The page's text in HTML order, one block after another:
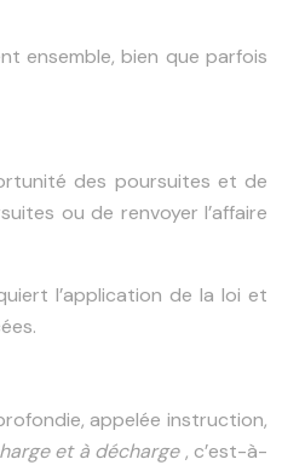
ensemble, bien que parfois
des poursuites et de
ou de renvoyer l’affaire
l’application de la loi et
appelée instruction,
et à décharge, c’est-à-